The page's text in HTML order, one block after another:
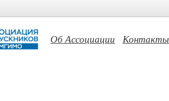
Об Ассоциации Контакты